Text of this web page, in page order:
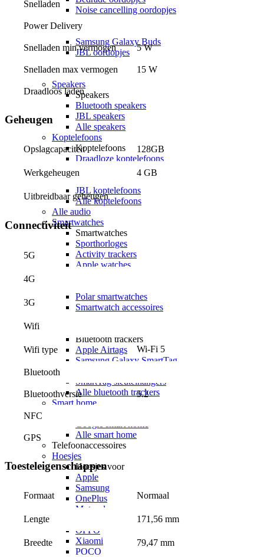
Noise cancelling oordopjes
Apple Airpods
Samsung Galaxy Buds
JBL oordopjes
Alle oordopjes
Speakers
Speakers
Bluetooth speakers
JBL speakers
Alle speakers
Koptelefoons
Koptelefoons
Draadloze koptelefoons
Noise cancelling koptelefoons
JBL koptelefoons
Alle koptelefoons
Alle audio
Smartwatches
Smartwatches
Sporthorloges
Activity trackers
Apple watches
Polar smartwatches
Smartwatch accessoires
Bluetooth trackers
Apple Airtags
Samsung Galaxy SmartTag
SmartTag sleutelhangers
Alle bluetooth trackers
Smart home
Alle smart home
Telefoonaccessoires
Hoesjes
Hoesjes voor
Apple
Samsung
OnePlus
Motorola
OPPO
Xiaomi
POCO
Snelladen
Power Delivery
Snelladen min vermogen 5 W
Snelladen max vermogen 15 W
Draadloos laden
Geheugen
Opslagcapaciteit 128GB
Werkgeheugen 4 GB
Uitbreidbaar geheugen
Connectiviteit
5G
4G
3G
Wifi
Wifi type Wi-Fi 5
Bluetooth
Bluetoothversie 5.2
NFC
GPS
Toesteleigenschappen
Formaat Normaal
Lengte 171,56 mm
Breedte 79,47 mm